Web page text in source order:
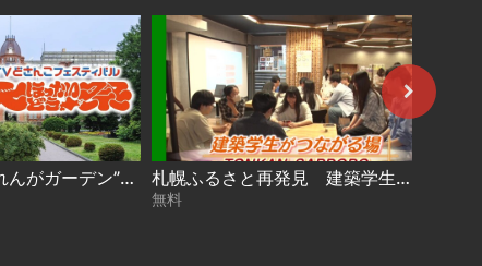
今年は“道庁赤れんがガーデン”で開催！【大ほっかいどう祭 2026】 札幌ふるさと再発見 建築学生がつながる場～TONKAN SAPPORO～2026年8月1日放送
無料